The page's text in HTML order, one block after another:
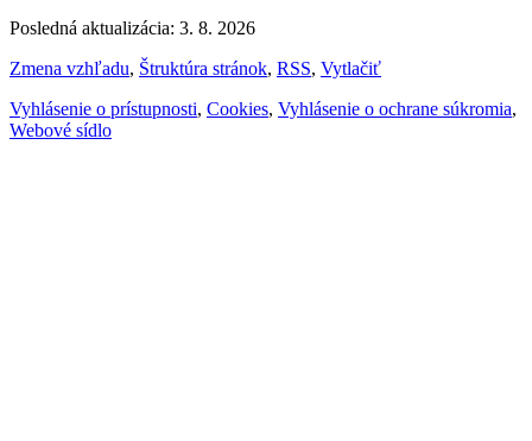
Posledná aktualizácia: 3. 8. 2026
Zmena vzhľadu, Štruktúra stránok, RSS, Vytlačiť
Vyhlásenie o prístupnosti, Cookies, Vyhlásenie o ochrane súkromia,
Webové sídlo